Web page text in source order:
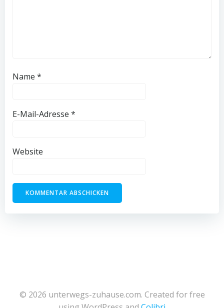
Name *
E-Mail-Adresse *
Website
© 2026 unterwegs-zuhause.com. Created for free